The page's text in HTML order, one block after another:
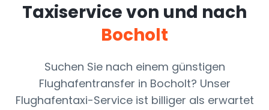
Taxiservice von und nach
Bocholt
Suchen Sie nach einem günstigen
Flughafentransfer in Bocholt? Unser
Flughafentaxi-Service ist billiger als erwartet